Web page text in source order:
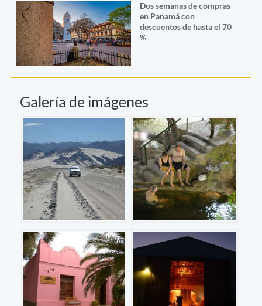
Dos semanas de compras
en Panamá con
descuentos de hasta el 70
%
Galería de imágenes